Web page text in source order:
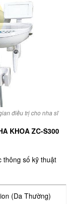
điều trị cho nha sĩ
KHOA ZC-S300
thông số kỹ thuật
(Da Thường)